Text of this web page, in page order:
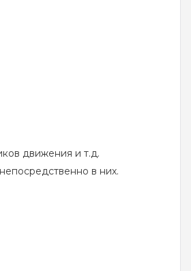
движения и т.д.
в них.